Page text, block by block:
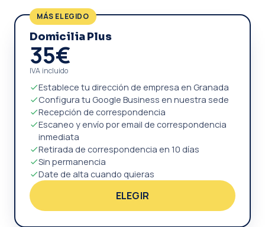
MÁS ELEGIDO
Domicilia Plus
35€
IVA incluido
Establece tu dirección de empresa en Granada
Configura tu Google Business en nuestra sede
Recepción de correspondencia
Escaneo y envío por email de correspondencia
inmediata
Retirada de correspondencia en 10 días
Sin permanencia
Date de alta cuando quieras
ELEGIR